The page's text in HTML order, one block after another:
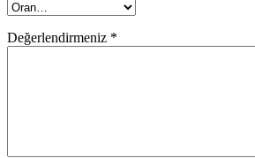
Değerlendirmeniz *